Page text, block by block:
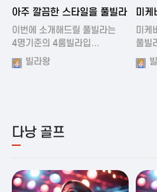
2024-11-19 01:01
아주 깔끔한 스타일을 풀빌라
이번에 소개해드릴 풀빌라는
4명기준의 4룸빌라입…
빌라왕
미케
풀빌
미케
풀빌
아름
다낭 골프